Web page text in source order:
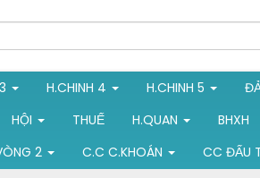
H.CHINH 4 H.CHINH 5
HỘI THUẾ H.QUAN BHXH
2 C.C C.KHOÁN CC ĐẤU